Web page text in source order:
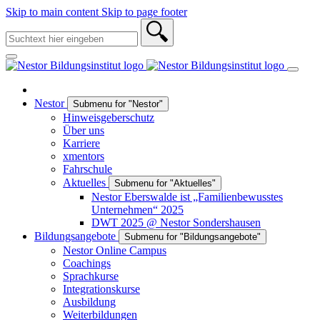
Skip to main content Skip to page footer
Nestor Submenu for "Nestor"
Hinweisgeberschutz
Über uns
Karriere
xmentors
Fahrschule
Aktuelles
Submenu for "Aktuelles"
Nestor Eberswalde ist „Familienbewusstes
Unternehmen“ 2025
DWT 2025 @ Nestor Sondershausen
Bildungsangebote
Submenu for "Bildungsangebote"
Nestor Online Campus
Coachings
Sprachkurse
Integrationskurse
Ausbildung
Weiterbildungen